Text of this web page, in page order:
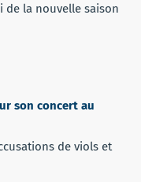
de la nouvelle saison
son concert au
de viols et